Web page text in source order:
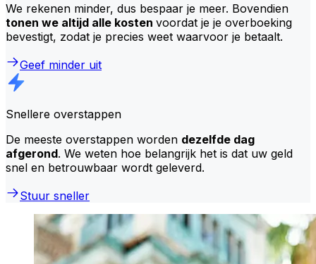
We rekenen minder, dus bespaar je meer. Bovendien
tonen we altijd alle kosten voordat je je overboeking
bevestigt, zodat je precies weet waarvoor je betaalt.
Geef minder uit
Snellere overstappen
De meeste overstappen worden dezelfde dag
afgerond. We weten hoe belangrijk het is dat uw geld
snel en betrouwbaar wordt geleverd.
Stuur sneller